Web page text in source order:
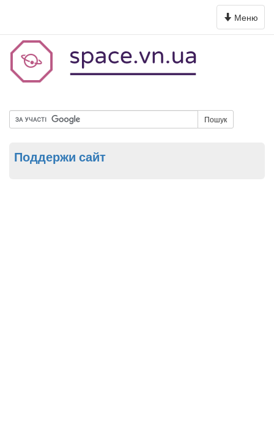
Toggle
navigation
Меню
Пошук
Поддержи сайт